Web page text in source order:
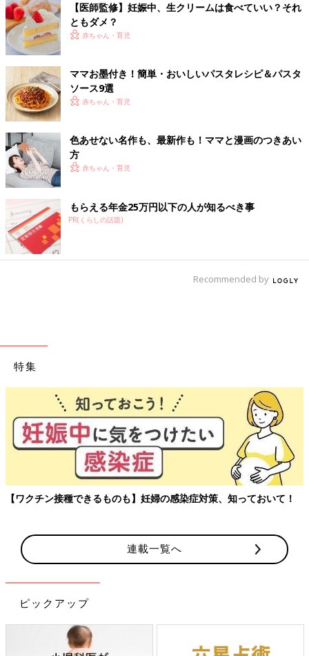
その話を夫にしたら、その本なら学生時代に買った記憶がある、
探せばあるよ、と。
なら、買う必要ないかぁ、いやいや、それじゃあブックバンド貰
えないよ、なんて脳内をグルグル。
ある日、夫が“見つからなかったから、Amazonで中古で買った
よ”と、『ボッコちゃん』を手渡されて。
いやいや、それじゃあブックバンドもらえないし、しかも古い出
版年だから字が小さくて読みづら！という、ダラダラなお話でし
た」
「夢を見ました。夫が突然、ニヤニヤ笑うコロンとした小さなお
っさんを家に連れてきました。
私が“家族分しかない”と、言ったら、夫が“俺の分はいらないか
ら”と、言うので作ったら、そのおっさんの食べ方の汚いこと。
そして“お前の布団で俺と一緒に寝てもらうから、お前はソファ
で寝て”と、言われて、怒ったところで目が覚めました」
「ヨーグルトメーカーを買いました。明日の朝から作るからね
牛乳とヨーグルト入れて放置するだけだよと言っても、見たいと
いう。
いつもはLINEひとつで起こす時間を頼むくせに、ヨーグルト作
りを見たいがためにわざわざ言いに来るなんて。
腹立つことが多い娘だけど、なんだかかわいかった」
「最近、高３の息子がパンツいちで家の中をウロウロします。
コロナ中に筋トレにはまり、マジで仕上がったボディになってま
一体、何を目指してるんだろう。と、思いつつ昼ごはんにキムチ
丼出したら、腹にこぼして“あち！！”
「息子よ、トイレットペーパーを交換したら芯はちゃんと捨てな
さい。
ぇぇぇ」
学校からお手紙をもらったとき“弁当作らなくていいんだ
【医師監修】妊娠中、生クリームは食べていい？それ
ともダメ？
赤ちゃん・育児
ママお墨付き！簡単・おいしいパスタレシピ＆パスタ
ソース9選
赤ちゃん・育児
色あせない名作も、最新作も！ママと漫画のつきあい
方
赤ちゃん・育児
もらえる年金25万円以下の人が知るべき事
PR(くらしの話題)
Recommended by
特集
【ワクチン接種できるものも】妊婦の感染症対策、知っておいて！
連載一覧へ
ピックアップ